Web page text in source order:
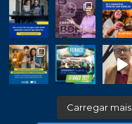
Carregar mais